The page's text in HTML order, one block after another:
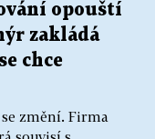
opouští
zakládá
chce
změní. Firma